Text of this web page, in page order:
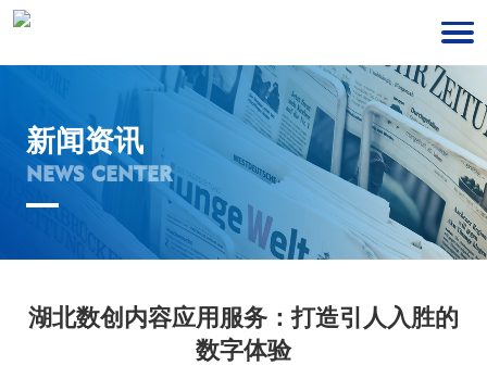
新闻资讯
NEWS CENTER
湖北数创内容应用服务：打造引人入胜的
数字体验